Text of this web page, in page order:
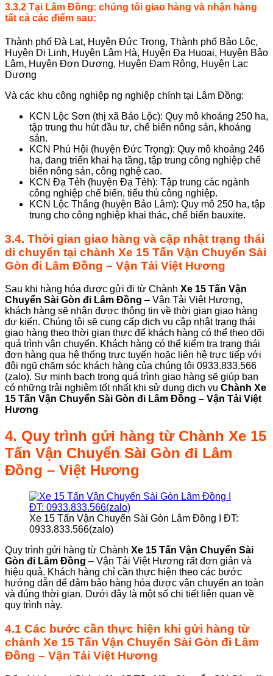
3.3.2 Tại Lâm Đồng: chúng tôi giao hàng và nhận hàng
tất cả các điểm sau:
Thành phố Đà Lạt, Huyện Đức Trọng, Thành phố Bảo Lộc,
Huyện Di Linh, Huyện Lâm Hà, Huyện Đạ Huoai, Huyện Bảo
Lâm, Huyện Đơn Dương, Huyện Đam Rông, Huyện Lạc
Dương
Và các khu công nghiệp ng nghiệp chính tại Lâm Đồng:
KCN Lộc Sơn (thị xã Bảo Lộc): Quy mô khoảng 250 ha,
tập trung thu hút đầu tư, chế biến nông sản, khoáng
sản.
KCN Phú Hội (huyện Đức Trọng): Quy mô khoảng 246
ha, đang triển khai hạ tầng, tập trung công nghiệp chế
biến nông sản, công nghệ cao.
KCN Đạ Tẻh (huyện Đạ Tẻh): Tập trung các ngành
công nghiệp chế biến, tiểu thủ công nghiệp.
KCN Lộc Thắng (huyện Bảo Lâm): Quy mô 250 ha, tập
trung cho công nghiệp khai thác, chế biến bauxite.
3.4. Thời gian giao hàng và cập nhật trạng thái
di chuyển tại chành Xe 15 Tấn Vận Chuyển Sài
Gòn đi Lâm Đồng – Vận Tải Việt Hương
Sau khi hàng hóa được gửi đi từ Chành Xe 15 Tấn Vận
Chuyển Sài Gòn đi Lâm Đồng – Vận Tải Việt Hương,
khách hàng sẽ nhận được thông tin về thời gian giao hàng
dự kiến. Chúng tôi sẽ cung cấp dịch vụ cập nhật trạng thái
giao hàng theo thời gian thực để khách hàng có thể theo dõi
quá trình vận chuyển. Khách hàng có thể kiểm tra trạng thái
đơn hàng qua hệ thống trực tuyến hoặc liên hệ trực tiếp với
đội ngũ chăm sóc khách hàng của chúng tôi 0933.833.566
(zalo). Sự minh bạch trong quá trình giao hàng sẽ giúp bạn
có những trải nghiệm tốt nhất khi sử dụng dịch vụ Chành Xe
15 Tấn Vận Chuyển Sài Gòn đi Lâm Đồng – Vận Tải Việt
Hương
4. Quy trình gửi hàng từ Chành Xe 15
Tấn Vận Chuyển Sài Gòn đi Lâm
Đồng – Việt Hương
Xe 15 Tấn Vận Chuyển Sài Gòn Lâm Đồng I ĐT:
0933.833.566(zalo)
Quy trình gửi hàng từ Chành Xe 15 Tấn Vận Chuyển Sài
Gòn đi Lâm Đồng – Vận Tải Việt Hương rất đơn giản và
hiệu quả. Khách hàng chỉ cần thực hiện theo các bước
hướng dẫn để đảm bảo hàng hóa được vận chuyển an toàn
và đúng thời gian. Dưới đây là một số chi tiết liên quan về
quy trình này.
4.1 Các bước cần thực hiện khi gửi hàng từ
chành Xe 15 Tấn Vận Chuyển Sài Gòn đi Lâm
Đồng – Vận Tải Việt Hương